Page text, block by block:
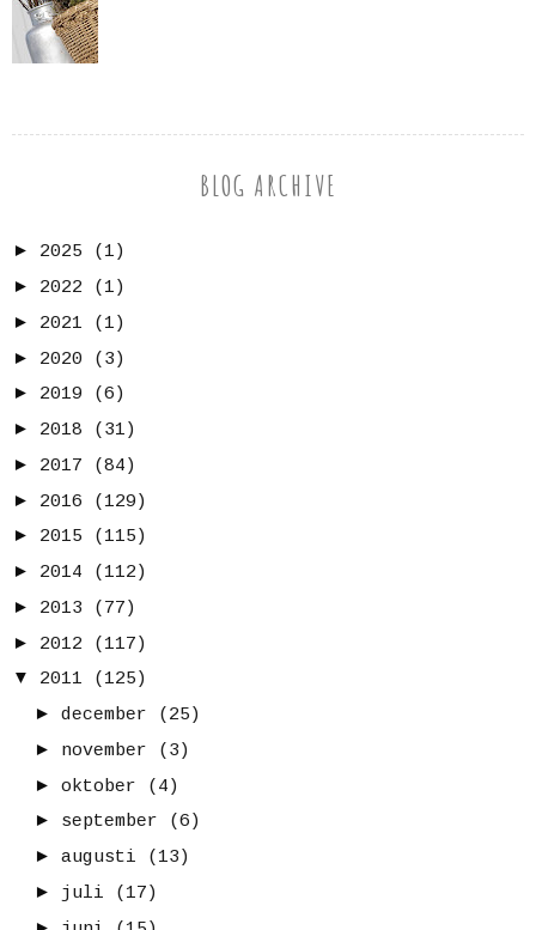
BLOG ARCHIVE
► 2025
(1)
► 2022
(1)
► 2021
(1)
► 2020
(3)
► 2019
(6)
► 2018
(31)
► 2017
(84)
► 2016
(129)
► 2015
(115)
► 2014
(112)
► 2013
(77)
► 2012
(117)
▼
2011
(125)
► december
(25)
► november
(3)
► oktober
(4)
► september
(6)
► augusti
(13)
► juli
(17)